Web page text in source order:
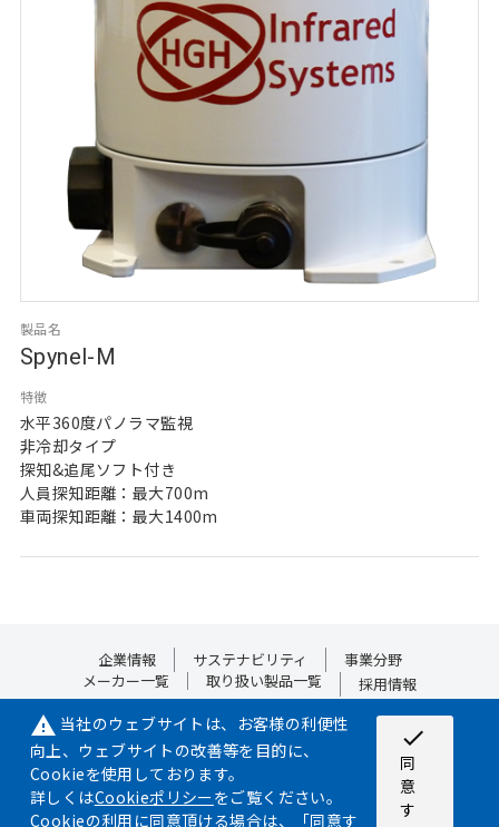
製品名
Spynel-M
特徴
水平360度パノラマ監視
非冷却タイプ
探知&追尾ソフト付き
人員探知距離：最大700m
車両探知距離：最大1400m
企業情報 サステナビリティ
事業分野
メーカー一覧
取り扱い製品一覧 採用情報
サイトマップ プライバシーポリシー Cookieポリシー
©2024 NIPPON AIRCRAFT SUPPLY CO.,LTD. ALL RIGHT RESERVED.
warning 当社のウェブサイトは、お客様の利便性
向上、ウェブサイトの改善等を目的に、
Cookieを使用しております。
詳しくはCookieポリシーをご覧ください。
Cookieの利用に同意頂ける場合は、「同意す
check
同
意
す